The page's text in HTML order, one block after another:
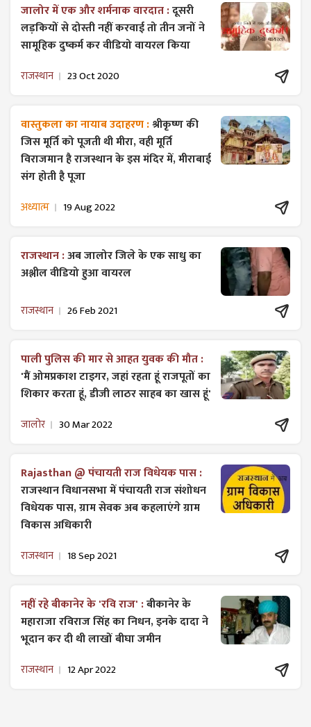
जालोर में एक और शर्मनाक वारदात :दूसरी
लड़कियों से दोस्ती नहीं करवाई तो तीन जनों ने
सामूहिक दुष्कर्म कर वीडियो वायरल किया
राजस्थान 23 Oct 2020
वास्तुकला का नायाब उदाहरण :श्रीकृष्ण की
जिस मूर्ति को पूजती थी मीरा, वही मूर्ति
विराजमान है राजस्थान के इस मंदिर में, मीराबाई
संग होती है पूजा
अध्यात्म 19 Aug 2022
राजस्थान :अब जालोर जिले के एक साधु का
अश्लील वीडियो हुआ वायरल
राजस्थान 26 Feb 2021
पाली पुलिस की मार से आहत युवक की मौत :
'मैं ओमप्रकाश टाइगर, जहां रहता हूं राजपूतों का
शिकार करता हूं, डीजी लाठर साहब का खास हूं'
जालोर 30 Mar 2022
Rajasthan @ पंचायती राज विधेयक पास :
राजस्थान विधानसभा में पंचायती राज ​संशोधन
विधेयक पास, ग्राम सेवक अब कहलाएंगे ग्राम
विकास अधिकारी
राजस्थान 18 Sep 2021
नहीं रहे बीकानेर के 'रवि राज' :बीकानेर के
महाराजा रविराज सिंह का निधन, इनके दादा ने
भूदान कर दी थी लाखों बीघा जमीन
राजस्थान 12 Apr 2022